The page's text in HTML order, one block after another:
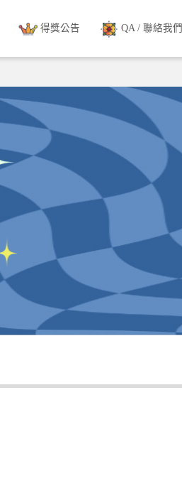
得獎公告 QA / 聯絡我們